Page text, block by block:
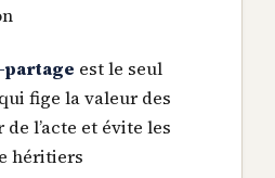
partage est le seul
fige la valeur des
l’acte et évite les
héritiers